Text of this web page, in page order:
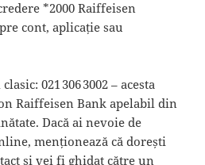
*2000 Raiffeisen
cont, aplicație sau
021 306 3002 – acesta
Raiffeisen Bank apelabil din
Dacă ai nevoie de
menționează că dorești
și vei fi ghidat către un